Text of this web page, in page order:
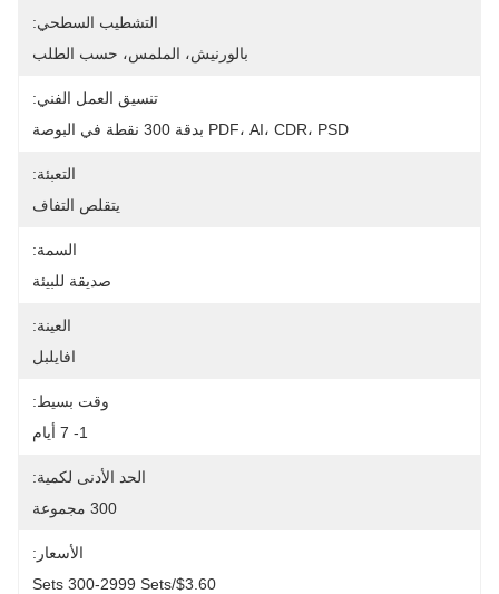
التشطيب السطحي:
بالورنيش، الملمس، حسب الطلب
تنسيق العمل الفني:
PDF، AI، CDR، PSD بدقة 300 نقطة في البوصة
التعبئة:
يتقلص التفاف
السمة:
صديقة للبيئة
العينة:
افايلبل
وقت بسيط:
1- 7 أيام
الحد الأدنى لكمية:
300 مجموعة
الأسعار:
$3.60/sets 300-2999 Sets